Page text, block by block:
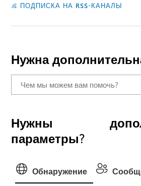
ПОДПИСКА НА RSS-КАНАЛЫ
Нужна
Нужны
параметры?
Обнаружение